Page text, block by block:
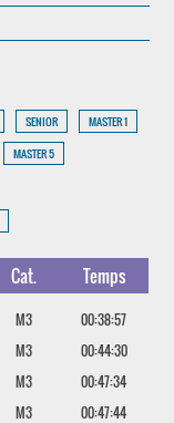
SENIOR
MASTER 1
MASTER 5
Cat. Temps
M3
00:38:57
M3
00:44:30
M3
00:47:34
M3
00:47:44